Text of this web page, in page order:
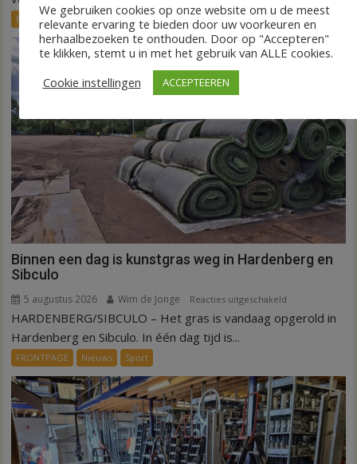
systeem
verbindt
alle
FRONTPAGE
Binnen een dag is kunstgras weg in Hardenberg en
Sibculo
5 augustus 2026 Wim de Jonge Reacties uitgeschakeld
Binnen
kunstgras
weg
in
Hardenberg
en
HARDENBERG/SIBCULO – Het gras is vandaag opgerold in
Hardenberg en Sibculo. In één dag tijd is...
FRONTPAGE Nieuws Sport
We gebruiken cookies op onze website om u de meest
relevante ervaring te bieden door uw voorkeuren en
herhaalbezoeken te onthouden. Door op "Accepteren"
te klikken, stemt u in met het gebruik van ALLE cookies.
Cookie instellingen
ACCEPTEEREN